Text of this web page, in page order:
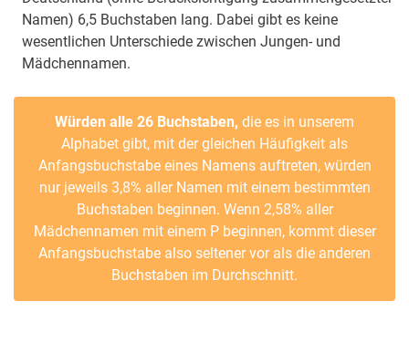
Namen) 6,5 Buchstaben lang. Dabei gibt es keine
wesentlichen Unterschiede zwischen Jungen- und
Mädchennamen.
Würden alle 26 Buchstaben, die es in unserem
Alphabet gibt, mit der gleichen Häufigkeit als
Anfangsbuchstabe eines Namens auftreten, würden
nur jeweils 3,8% aller Namen mit einem bestimmten
Buchstaben beginnen. Wenn 2,58% aller
Mädchennamen mit einem P beginnen, kommt dieser
Anfangsbuchstabe also seltener vor als die anderen
Buchstaben im Durchschnitt.